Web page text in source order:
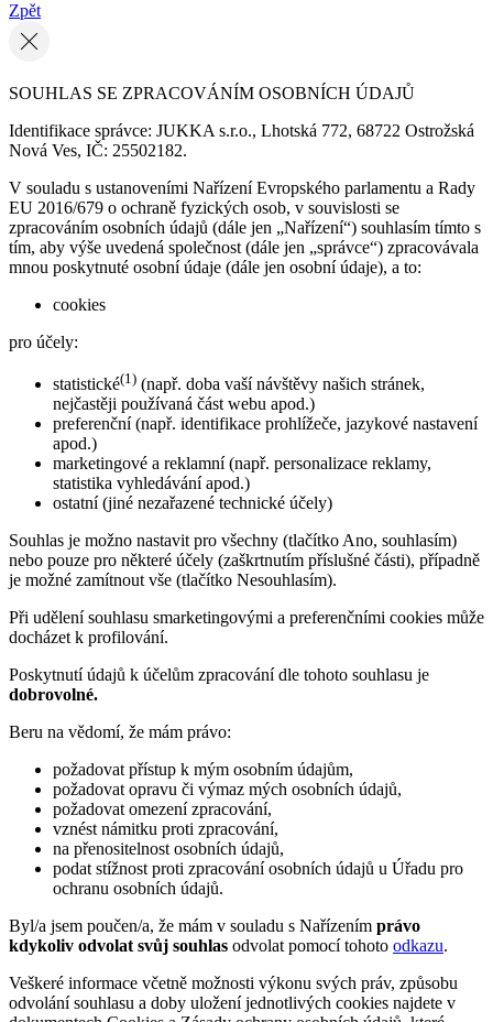
Zpět
SOUHLAS SE ZPRACOVÁNÍM OSOBNÍCH ÚDAJŮ
Identifikace správce: JUKKA s.r.o., Lhotská 772, 68722 Ostrožská
Nová Ves, IČ: 25502182.
V souladu s ustanoveními Nařízení Evropského parlamentu a Rady
EU 2016/679 o ochraně fyzických osob, v souvislosti se
zpracováním osobních údajů (dále jen „Nařízení“) souhlasím tímto s
tím, aby výše uvedená společnost (dále jen „správce“) zpracovávala
mnou poskytnuté osobní údaje (dále jen osobní údaje), a to:
cookies
pro účely:
statistické(1) (např. doba vaší návštěvy našich stránek,
nejčastěji používaná část webu apod.)
preferenční (např. identifikace prohlížeče, jazykové nastavení
apod.)
marketingové a reklamní (např. personalizace reklamy,
statistika vyhledávání apod.)
ostatní (jiné nezařazené technické účely)
Souhlas je možno nastavit pro všechny (tlačítko Ano, souhlasím)
nebo pouze pro některé účely (zaškrtnutím příslušné části), případně
je možné zamítnout vše (tlačítko Nesouhlasím).
Při udělení souhlasu smarketingovými a preferenčními cookies může
docházet k profilování.
Poskytnutí údajů k účelům zpracování dle tohoto souhlasu je
dobrovolné.
Beru na vědomí, že mám právo:
požadovat přístup k mým osobním údajům,
požadovat opravu či výmaz mých osobních údajů,
požadovat omezení zpracování,
vznést námitku proti zpracování,
na přenositelnost osobních údajů,
podat stížnost proti zpracování osobních údajů u Úřadu pro
ochranu osobních údajů.
Byl/a jsem poučen/a, že mám v souladu s Nařízením právo
kdykoliv odvolat svůj souhlas odvolat pomocí tohoto odkazu.
Veškeré informace včetně možnosti výkonu svých práv, způsobu
odvolání souhlasu a doby uložení jednotlivých cookies najdete v